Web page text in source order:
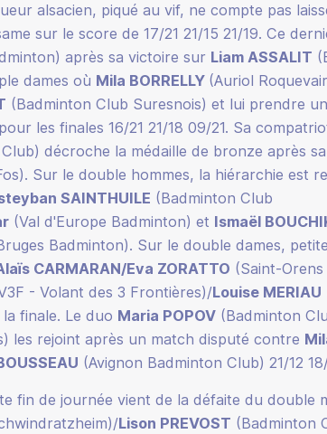
alsacien, piqué au vif, ne compte pas
sur le score de 17/21 21/15 21/19. Ce
après sa victoire sur Liam ASSALIT
dames où Mila BORRELLY (Auriol
(Badminton Club Suresnois) et lui prendre
les finales 16/21 21/18 09/21. Sa
décroche la médaille de bronze après
Sur le double hommes, la hiérarchie est
SAINTHUILE (Badminton Club
(Val d'Europe Badminton) et Ismaël
Badminton). Sur le double dames,
CARMARAN/Eva ZORATTO (Saint-Orens
- Volant des 3 Frontières)/Louise MERIAU
finale. Le duo Maria POPOV(Badminton
les rejoint après un match disputé contre
(Avignon Badminton Club) 21/12
fin de journée vient de la défaite du double
Lison PREVOST (Badminton